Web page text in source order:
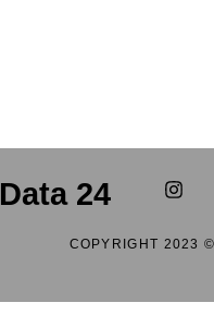
Data 24
COPYRIGHT 2023